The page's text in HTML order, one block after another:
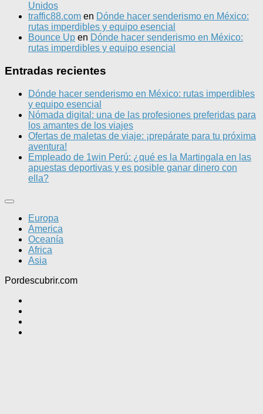
Unidos
traffic88.com en Dónde hacer senderismo en México:
rutas imperdibles y equipo esencial
Bounce Up en Dónde hacer senderismo en México:
rutas imperdibles y equipo esencial
Entradas recientes
Dónde hacer senderismo en México: rutas imperdibles
y equipo esencial
Nómada digital: una de las profesiones preferidas para
los amantes de los viajes
Ofertas de maletas de viaje: ¡prepárate para tu próxima
aventura!
Empleado de 1win Perú: ¿qué es la Martingala en las
apuestas deportivas y es posible ganar dinero con
ella?
Europa
America
Oceanía
Africa
Asia
Pordescubrir.com